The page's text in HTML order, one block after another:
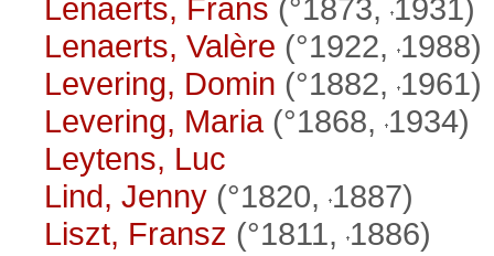
Lenaerts, Frans (°1873, 1931)
Lenaerts, Valère (°1922, 1988)
Levering, Domin (°1882, 1961)
Levering, Maria(°1868, 1934)
Leytens, Luc
Lind, Jenny (°1820, 1887)
Liszt, Fransz (°1811, 1886)